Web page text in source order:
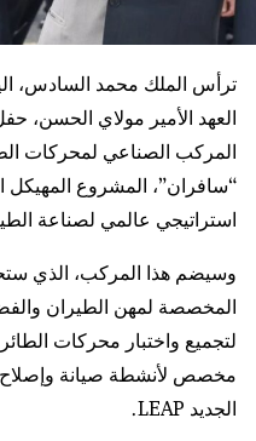
ترأس الملك محمد السادس،
العهد الأمير مولاي الحسن،
المركب الصناعي لمحركات
“سافران”، المشروع
استراتيجي عالمي لصناعة
وسيضم هذا المركب، الذي
المخصصة لمهن الطيران
لتجميع واختبار محركات
مخصص لأنشطة صيانة
الجديد LEAP.